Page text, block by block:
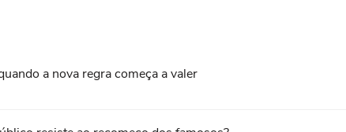
a nova regra começa a valer